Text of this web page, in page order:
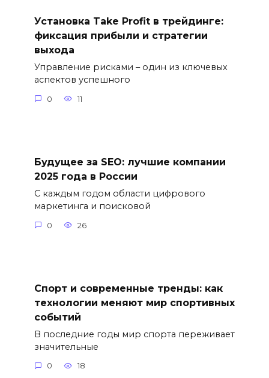
Установка Take Profit в трейдинге:
фиксация прибыли и стратегии
выхода
Управление рисками – один из ключевых
аспектов успешного
0 11
Будущее за SEO: лучшие компании
2025 года в России
С каждым годом области цифрового
маркетинга и поисковой
0 26
Спорт и современные тренды: как
технологии меняют мир спортивных
событий
В последние годы мир спорта переживает
значительные
0 18